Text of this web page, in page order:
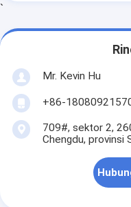
`
Mr. Kevin Hu
+86-
709#, sektor 2,
Chengdu, provinsi